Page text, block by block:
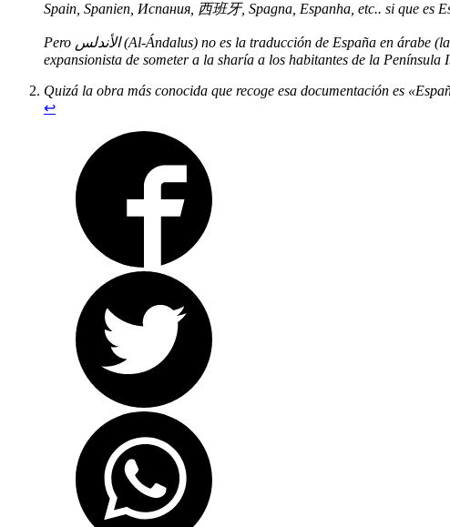
Spain, Spanien, Испания, 西班牙, Spagna, Espanha, etc.. si que es
Pero الأندلس (Al-Ándalus) no es la traducción de España en árabe (la traducción es إسبانيا -‘iisbania-), sino el término que los islamistas han usado desde el 711 para definir el proyecto político
expansionista de someter a la sharía a los habitantes de la
Quizá la obra más conocida que recoge esa documentación es
↩